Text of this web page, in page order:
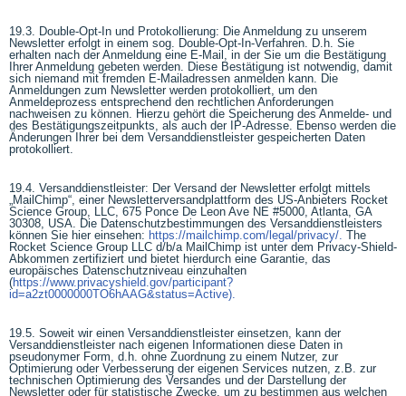
19.3. Double-Opt-In und Protokollierung: Die Anmeldung zu unserem
Newsletter erfolgt in einem sog. Double-Opt-In-Verfahren. D.h. Sie
erhalten nach der Anmeldung eine E-Mail, in der Sie um die Bestätigung
Ihrer Anmeldung gebeten werden. Diese Bestätigung ist notwendig, damit
sich niemand mit fremden E-Mailadressen anmelden kann. Die
Anmeldungen zum Newsletter werden protokolliert, um den
Anmeldeprozess entsprechend den rechtlichen Anforderungen
nachweisen zu können. Hierzu gehört die Speicherung des Anmelde- und
des Bestätigungszeitpunkts, als auch der IP-Adresse. Ebenso werden die
Änderungen Ihrer bei dem Versanddienstleister gespeicherten Daten
protokolliert.
19.4. Versanddienstleister: Der Versand der Newsletter erfolgt mittels
„MailChimp“, einer Newsletterversandplattform des US-Anbieters Rocket
Science Group, LLC, 675 Ponce De Leon Ave NE #5000, Atlanta, GA
30308, USA. Die Datenschutzbestimmungen des Versanddienstleisters
können Sie hier einsehen: https://mailchimp.com/legal/privacy/. The
Rocket Science Group LLC d/b/a MailChimp ist unter dem Privacy-Shield-
Abkommen zertifiziert und bietet hierdurch eine Garantie, das
europäisches Datenschutzniveau einzuhalten
(https://www.privacyshield.gov/participant?
id=a2zt0000000TO6hAAG&status=Active).
19.5. Soweit wir einen Versanddienstleister einsetzen, kann der
Versanddienstleister nach eigenen Informationen diese Daten in
pseudonymer Form, d.h. ohne Zuordnung zu einem Nutzer, zur
Optimierung oder Verbesserung der eigenen Services nutzen, z.B. zur
technischen Optimierung des Versandes und der Darstellung der
Newsletter oder für statistische Zwecke, um zu bestimmen aus welchen